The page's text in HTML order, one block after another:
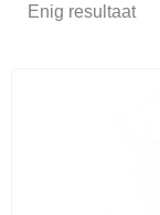
Enig resultaat